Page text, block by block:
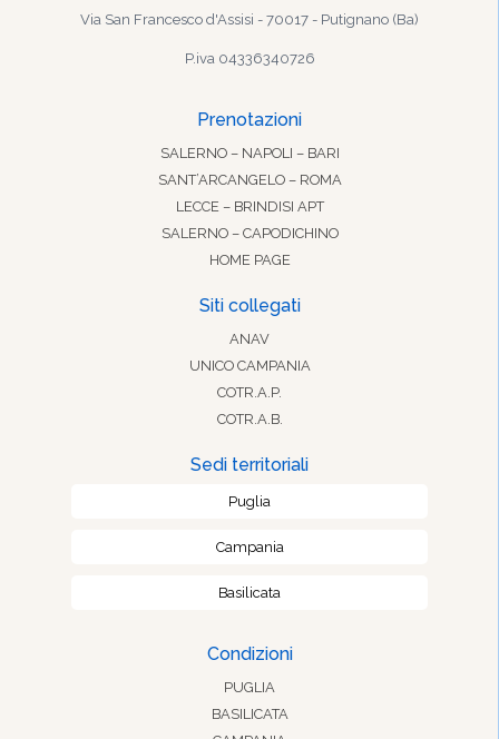
Via San Francesco d'Assisi - 70017 - Putignano (Ba)
P.iva 04336340726
Prenotazioni
SALERNO – NAPOLI – BARI
SANT’ARCANGELO – ROMA
LECCE – BRINDISI APT
SALERNO – CAPODICHINO
HOME PAGE
Siti collegati
ANAV
UNICO CAMPANIA
COTR.A.P.
COTR.A.B.
Sedi territoriali
Puglia
Campania
Basilicata
Condizioni
PUGLIA
BASILICATA